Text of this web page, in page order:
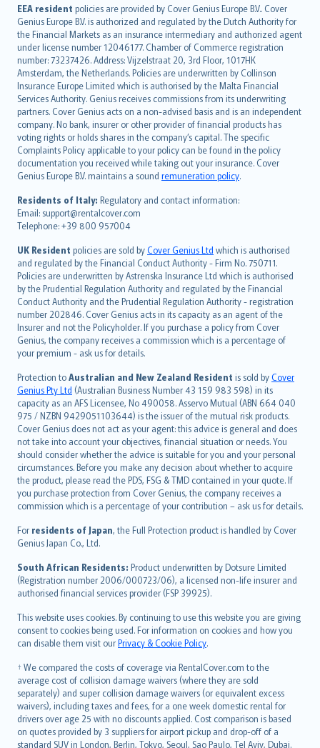
EEA resident policies are provided by Cover Genius Europe B.V.. Cover
Genius Europe B.V. is authorized and regulated by the Dutch Authority for
the Financial Markets as an insurance intermediary and authorized agent
under license number 12046177. Chamber of Commerce registration
number: 73237426. Address: Vijzelstraat 20, 3rd Floor, 1017HK
Amsterdam, the Netherlands. Policies are underwritten by Collinson
Insurance Europe Limited which is authorised by the Malta Financial
Services Authority. Genius receives commissions from its underwriting
partners. Cover Genius acts on a non-advised basis and is an independent
company. No bank, insurer or other provider of financial products has
voting rights or holds shares in the company’s capital. The specific
Complaints Policy applicable to your policy can be found in the policy
documentation you received while taking out your insurance. Cover
Genius Europe B.V. maintains a sound remuneration policy.
Residents of Italy: Regulatory and contact information:
Email: support@rentalcover.com
Telephone: +39 800 957004
UK Resident policies are sold byCover Genius Ltd which is authorised
and regulated by the Financial Conduct Authority - Firm No. 750711.
Policies are underwritten by Astrenska Insurance Ltd which is authorised
by the Prudential Regulation Authority and regulated by the Financial
Conduct Authority and the Prudential Regulation Authority - registration
number 202846. Cover Genius acts in its capacity as an agent of the
Insurer and not the Policyholder. If you purchase a policy from Cover
Genius, the company receives a commission which is a percentage of
your premium - ask us for details.
Protection toAustralian and New Zealand Resident is sold byCover
Genius Pty Ltd (Australian Business Number 43 159 983 598) in its
capacity as an AFS Licensee, No 490058. Asservo Mutual (ABN 664 040
975 / NZBN 9429051103644) is the issuer of the mutual risk products.
Cover Genius does not act as your agent: this advice is general and does
not take into account your objectives, financial situation or needs. You
should consider whether the advice is suitable for you and your personal
circumstances. Before you make any decision about whether to acquire
the product, please read the PDS, FSG & TMD contained in your quote. If
you purchase protection from Cover Genius, the company receives a
commission which is a percentage of your contribution – ask us for details.
For residents of Japan, the Full Protection product is handled by Cover
Genius Japan Co., Ltd.
South African Residents: Product underwritten by Dotsure Limited
(Registration number 2006/000723/06), a licensed non-life insurer and
authorised financial services provider (FSP 39925).
This website uses cookies. By continuing to use this website you are giving
consent to cookies being used. For information on cookies and how you
can disable them visit ourPrivacy & Cookie Policy.
† We compared the costs of coverage via RentalCover.com to the
average cost of collision damage waivers (where they are sold
separately) and super collision damage waivers (or equivalent excess
waivers), including taxes and fees, for a one week domestic rental for
drivers over age 25 with no discounts applied. Cost comparison is based
on quotes provided by 3 suppliers for airport pickup and drop-off of a
standard SUV in London, Berlin, Tokyo, Seoul, Sao Paulo, Tel Aviv, Dubai.
English (UK)
English (US)
Deutsch
français
Nederlands
español
italiano
简体中文
繁體中文
Português
polski
עברית
Português
svenska
日本語
한국어
dansk
norsk
suomi
العربيّة
Türkçe
česky
Русский
ภาษาไทย
български
català
Hrvatski
eesti
Ελληνικά
Magyar
Íslenska
Bahasa Indonesia
latviešu
Lietuviškai
Bahasa Melayu
Română
српски
Slovensky
Slovenščina
Українська
Tiếng Việt